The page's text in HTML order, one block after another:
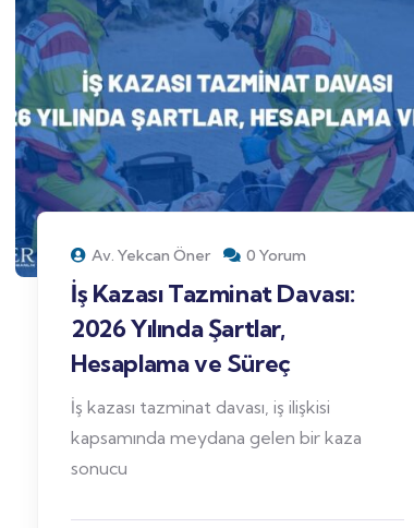
Av. Yekcan Öner 0 Yorum
İş Kazası Tazminat Davası:
2026 Yılında Şartlar,
Hesaplama ve Süreç
İş kazası tazminat davası, iş ilişkisi
kapsamında meydana gelen bir kaza
sonucu